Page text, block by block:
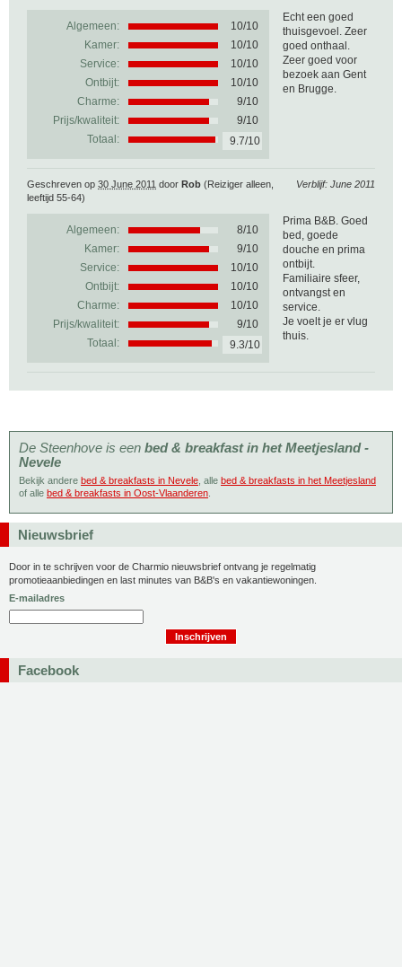
Algemeen: 10/10
Kamer:
10/10
Service:
10/10
Ontbijt:
10/10
Charme:
9/10
Prijs/kwaliteit:
9/10
Totaal:
9.7/10
Echt een goed
thuisgevoel. Zeer
goed onthaal.
Zeer goed voor
bezoek aan Gent
en Brugge.
Verblijf: June 2011
Geschreven op 30 June 2011 door Rob (Reiziger alleen,
leeftijd 55-64)
Algemeen: 8/10
Kamer:
9/10
Service:
10/10
Ontbijt:
10/10
Charme:
10/10
Prijs/kwaliteit:
9/10
Totaal:
9.3/10
Prima B&B. Goed
bed, goede
douche en prima
ontbijt.
Familiaire sfeer,
ontvangst en
service.
Je voelt je er vlug
thuis.
De Steenhove is een bed & breakfast in het Meetjesland -
Nevele
Bekijk andere bed & breakfasts in Nevele , alle bed & breakfasts in het Meetjesland
of alle bed & breakfasts in Oost-Vlaanderen
Nieuwsbrief
Door in te schrijven voor de Charmio nieuwsbrief ontvang je regelmatig
promotieaanbiedingen en last minutes van B&B's en vakantiewoningen.
E-mailadres
Facebook